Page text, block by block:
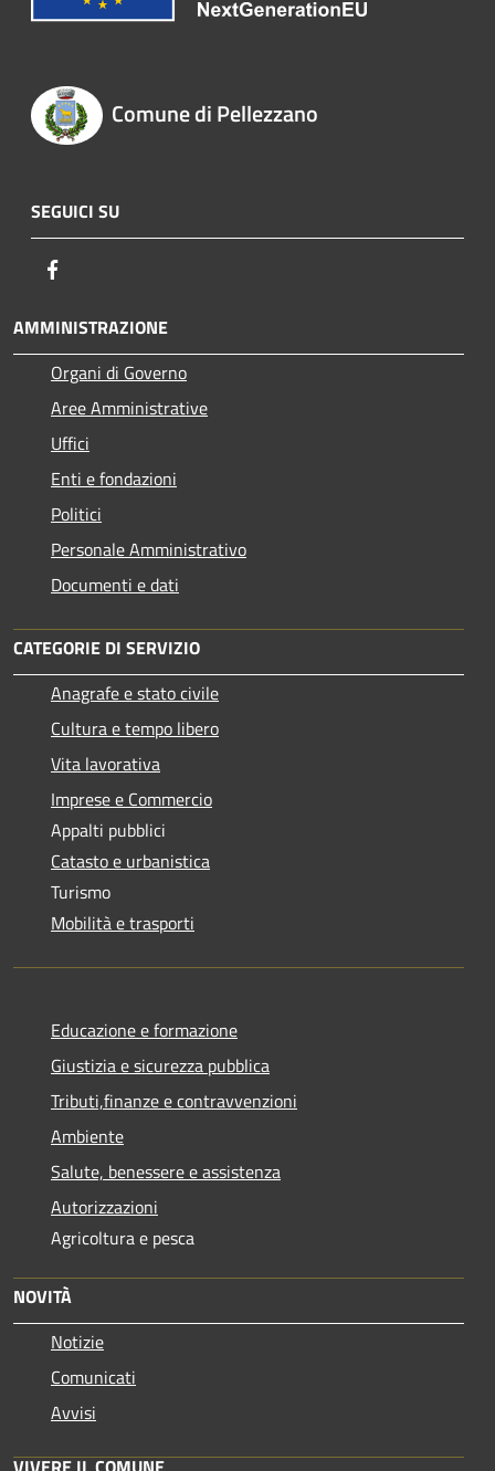
Comune di Pellezzano
SEGUICI SU
AMMINISTRAZIONE
Organi di Governo
Aree Amministrative
Uffici
Enti e fondazioni
Politici
Personale Amministrativo
Documenti e dati
CATEGORIE DI SERVIZIO
Anagrafe e stato civile
Cultura e tempo libero
Vita lavorativa
Imprese e Commercio
Appalti pubblici
Catasto e urbanistica
Turismo
Mobilità e trasporti
Educazione e formazione
Giustizia e sicurezza pubblica
Tributi,finanze e contravvenzioni
Ambiente
Salute, benessere e assistenza
Autorizzazioni
Agricoltura e pesca
NOVITÀ
Notizie
Comunicati
Avvisi